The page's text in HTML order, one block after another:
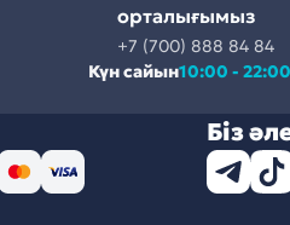
орталығымыз
+7 (700) 888 84 84
Күн сайын10:00 - 22:00
Біз